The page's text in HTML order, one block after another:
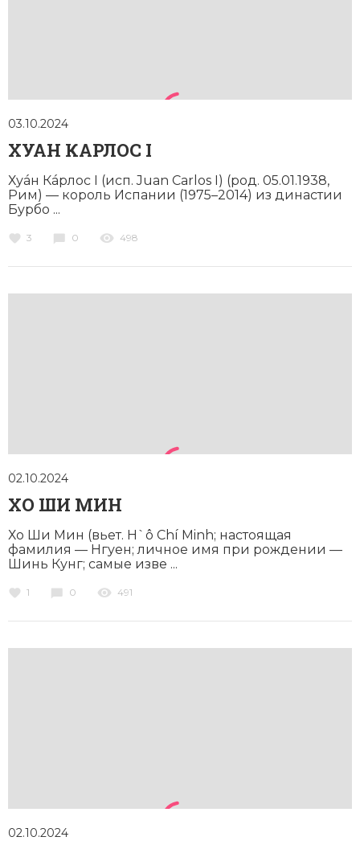
03.10.2024
ХУАН КАРЛОС I
Хуáн Кáрлос I (исп. Juan Carlos I) (род. 05.01.1938,
Рим) — король Испании (1975–2014) из династии
Бурбо ...
3 0 498
02.10.2024
ХО ШИ МИН
Хо Ши Мин (вьет. H`ô Chí Minh; настоящая
фамилия — Нгуен; личное имя при рождении —
Шинь Кунг; самые изве ...
1 0 491
02.10.2024